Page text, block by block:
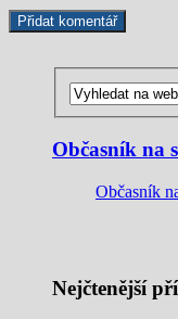
Občasník na
Občasník
Nejčtenější